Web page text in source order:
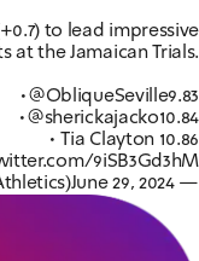
to lead impressive
at the Jamaican Trials.
•@ObliqueSeville9.83
•@sherickajacko10.84
• Tia Clayton 10.86
9iSB3Gd3hM
— World Athletics (@WorldAthletics)
June 29, 2024